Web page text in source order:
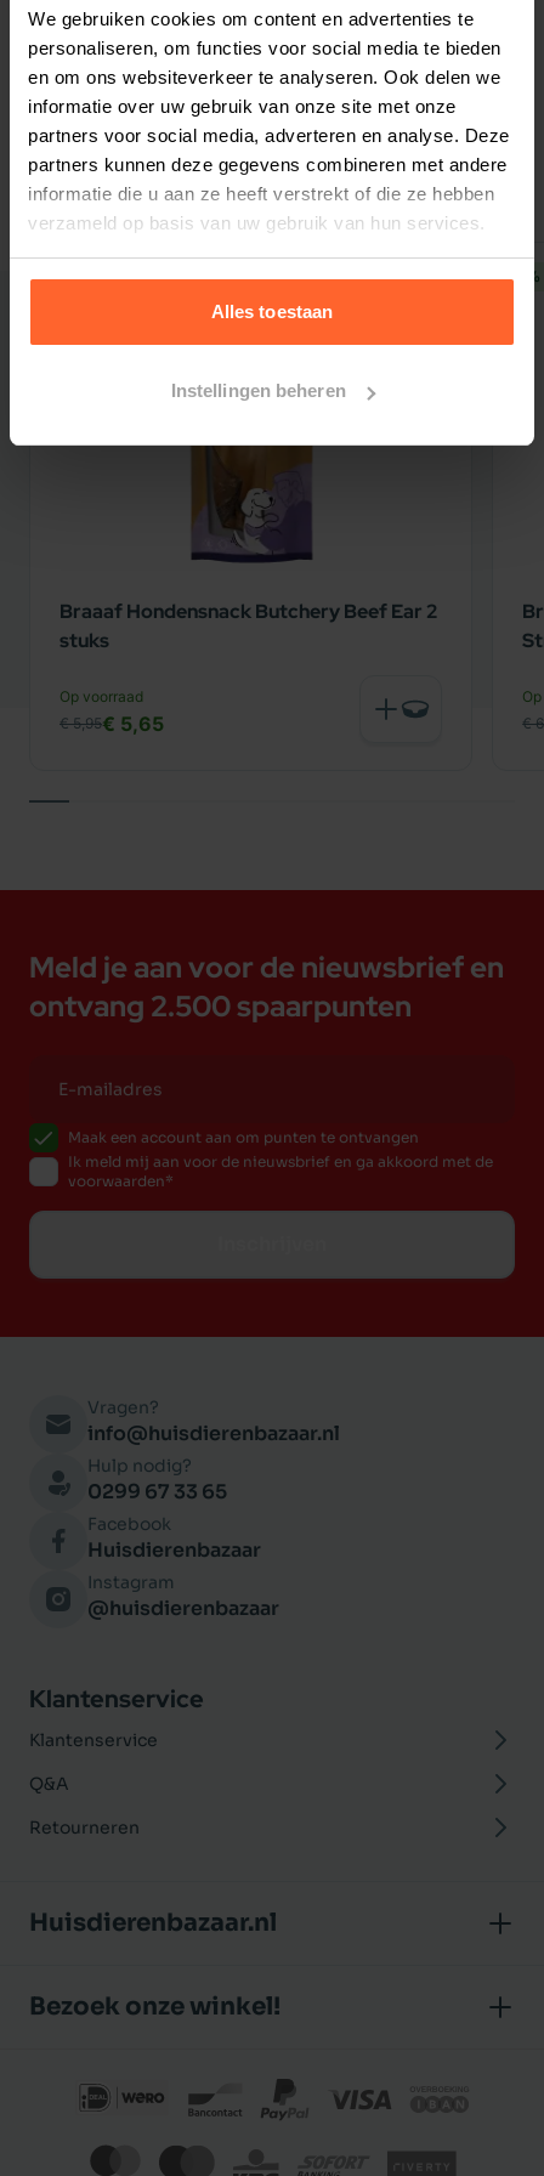
We gebruiken cookies om content en advertenties te
personaliseren, om functies voor social media te bieden
en om ons websiteverkeer te analyseren. Ook delen we
informatie over uw gebruik van onze site met onze
partners voor social media, adverteren en analyse. Deze
partners kunnen deze gegevens combineren met andere
informatie die u aan ze heeft verstrekt of die ze hebben
verzameld op basis van uw gebruik van hun services.
Alles toestaan
Instellingen beheren
grondstoffen zijn van dierlijke en plantaardige
oorsprong.
Gedroogde oceaanvis (26%)
Rijst (26%)
Maïs
Dierlijk vet (kip)
Gehydrolyseerde eiwitten
Gedroogde bietenpulp
Ywucca schidigera, plantaardige extracten
(0,03%) uit rozemarijn
Druiven
Citrus en kruidnagel (bron van polyfenolen)
Bestelherinnering instellen
Gerelateerde producten
5% korting
Braaaf Hondensnack Butchery Beef Ear 2
stuks
Op voorraad
€ 5,95€ 5,65
€
Meld je aan voor de nieuwsbrief en
ontvang 2.500 spaarpunten
Maak een account aan om punten te ontvangen
Ik meld mij aan voor de nieuwsbrief en ga akkoord met de
voorwaarden
Vragen?
info@huisdierenbazaar.nl
Hulp nodig?
0299 67 33 65
Facebook
Huisdierenbazaar
Instagram
@huisdierenbazaar
Klantenservice
Klantenservice
Q&A
Retourneren
Huisdierenbazaar.nl
Klantbeoordelingen
Privacybeleid
Bezoek onze winkel!
J.P. Poelstraat 8